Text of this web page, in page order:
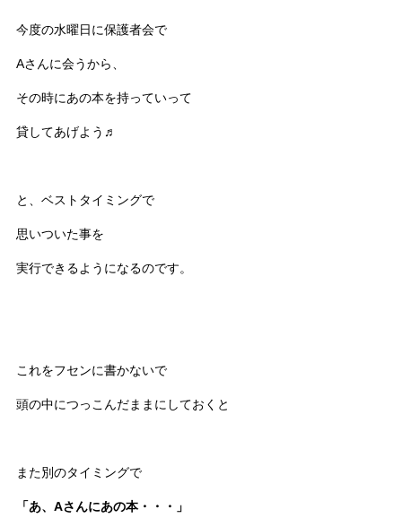
今度の水曜日に保護者会で
Aさんに会うから、
その時にあの本を持っていって
貸してあげよう♬
と、ベストタイミングで
思いついた事を
実行できるようになるのです。
これをフセンに書かないで
頭の中につっこんだままにしておくと
また別のタイミングで
「あ、Aさんにあの本・・・」